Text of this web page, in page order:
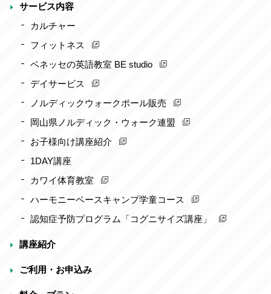
サービス内容
カルチャー
フィットネス
ベネッセの英語教室 BE studio
デイサービス
ノルディックウォークポール販売
岡山県ノルディック・ウォーク連盟
お子様向け講座紹介
1DAY講座
カワイ体育教室
ハーモニーベースキャンプ学童コース
認知症予防プログラム「コグニサイズ講座」
講座紹介
ご利用・お申込み